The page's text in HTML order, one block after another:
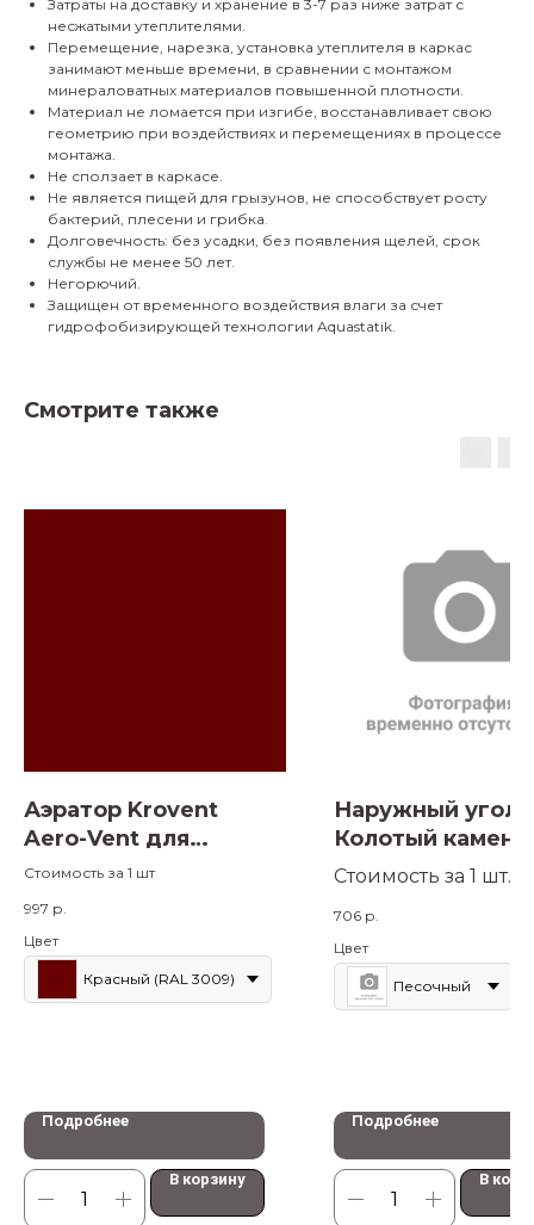
Затраты на доставку и хранение в 3-7 раз ниже затрат с
несжатыми утеплителями.
Перемещение, нарезка, установка утеплителя в каркас
занимают меньше времени, в сравнении с монтажом
минераловатных материалов повышенной плотности.
Материал не ломается при изгибе, восстанавливает свою
геометрию при воздействиях и перемещениях в процессе
монтажа.
Не сползает в каркасе.
Не является пищей для грызунов, не способствует росту
бактерий, плесени и грибка.
Долговечность: без усадки, без появления щелей, срок
службы не менее 50 лет.
Негорючий.
Защищен от временного воздействия влаги за счет
гидрофобизирующей технологии Aquastatik.
Смотрите также
Аэратор Krovent
Aero-Vent для
скатной кровли
Стоимость за 1 шт
997 р.
Цвет
Красный (RAL 3009)
Подробнее
В корзину
Наружный угол
Колотый камень,
Премиум
Стоимость за 1 шт.
706 р.
Цвет
Песочный
Подробнее
В